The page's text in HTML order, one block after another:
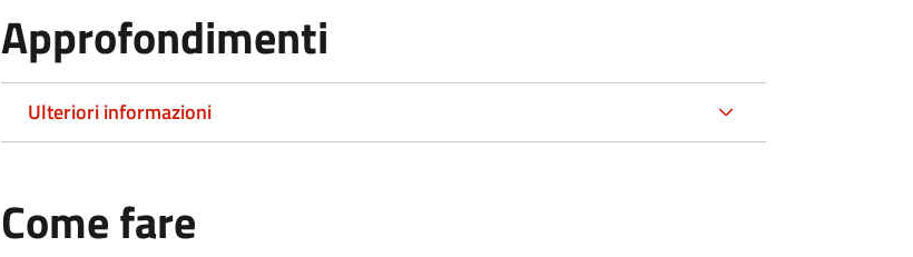
Approfondimenti
Ulteriori informazioni
Come fare